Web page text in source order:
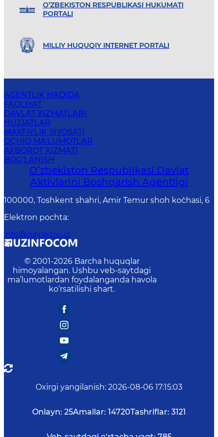
O’ZBEKISTON RESPUBLIKASI HUKUMATI
PORTALI
MILLIY HUQUQIY INTERNET PORTALI
AGENTLIK HAQIDA
FAOLIYAT
DAVLAT XIZMATLARI
HUJJATLAR
MAXFIYLIK SIYOSATI
OCHIQ MA'LUMOTLAR
AXBOROT XIZMATI
BOG‘LANISH
Oʻzbekiston Respublikasi Davlat
Aktivlarini Boshqarish Agentligi
100000, Toshkent shahri, Amir Temur shoh ko`chasi, 6
Elektron pochta:
info@davaktiv.uz
© 2001-2026 Barcha huquqlar
himoyalangan. Ushbu veb-saytdagi
ma’lumotlardan foydalanganda havola
ko‘rsatilishi shart.
Oxirgi yangilanish: 2026-08-06 17:15:03
Onlayn: 25Amallar: 14720Tashriflar: 3121